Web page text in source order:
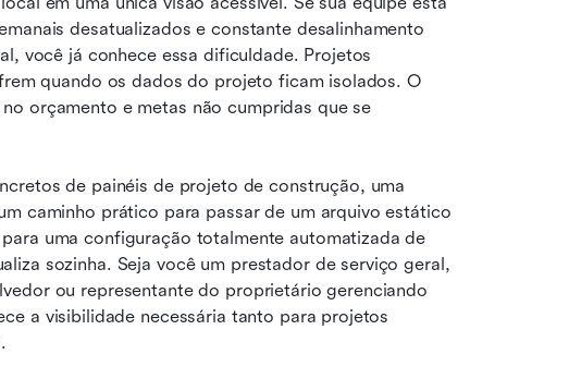
desatualizados e constante desalinhamento
você já conhece essa dificuldade. Projetos
quando os dados do projeto ficam isolados. O
orçamento e metas não cumpridas que se
de painéis de projeto de construção, uma
caminho prático para passar de um arquivo estático
uma configuração totalmente automatizada de
sozinha. Seja você um prestador de serviço geral,
ou representante do proprietário gerenciando
a visibilidade necessária tanto para projetos